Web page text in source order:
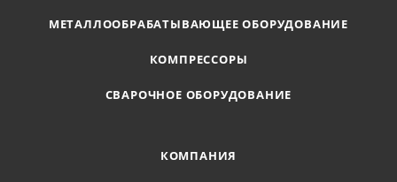
МЕТАЛЛООБРАБАТЫВАЮЩЕЕ ОБОРУДОВАНИЕ
КОМПРЕССОРЫ
СВАРОЧНОЕ ОБОРУДОВАНИЕ
КОМПАНИЯ